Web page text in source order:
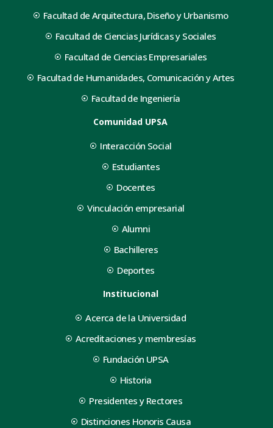
Facultad de Arquitectura, Diseño y Urbanismo
Facultad de Ciencias Jurídicas y Sociales
Facultad de Ciencias Empresariales
Facultad de Humanidades, Comunicación y Artes
Facultad de Ingeniería
Comunidad UPSA
Interacción Social
Estudiantes
Docentes
Vinculación empresarial
Alumni
Bachilleres
Deportes
Institucional
Acerca de la Universidad
Acreditaciones y membresías
Fundación UPSA
Historia
Presidentes y Rectores
Distinciones Honoris Causa